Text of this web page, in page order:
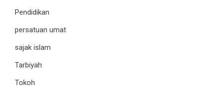
Pendidikan
persatuan umat
sajak islam
Tarbiyah
Tokoh